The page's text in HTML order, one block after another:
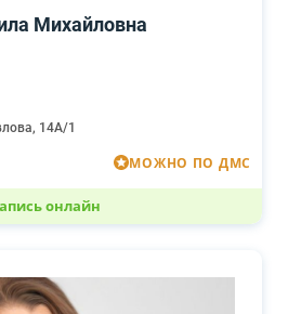
Михайловна
14А/1
МОЖНО ПО ДМС
онлайн